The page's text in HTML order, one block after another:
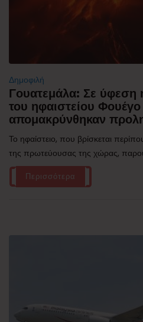
Δημοφιλή
Γουατεμάλα: Σε ύφεση
του ηφαιστείου
απομακρύνθηκαν
Το ηφαίστειο, που βρίσκεται
της πρωτεύουσας της χώρας,
Περισσότερα